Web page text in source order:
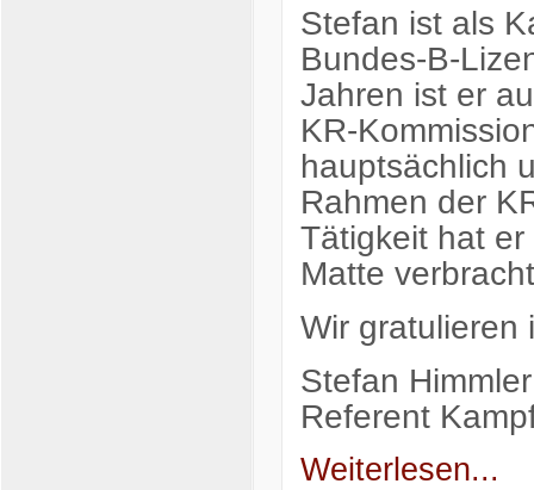
Stefan ist als
Bundes-B-
Jahren ist er
KR-
hauptsächlich
Rahmen der
Tätigkeit hat
Matte
Wir gratulieren
Stefan Himmler
Referent
Weiterlesen...